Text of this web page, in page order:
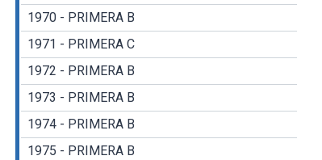
1970 - PRIMERA B
1971 - PRIMERA C
1972 - PRIMERA B
1973 - PRIMERA B
1974 - PRIMERA B
1975 - PRIMERA B